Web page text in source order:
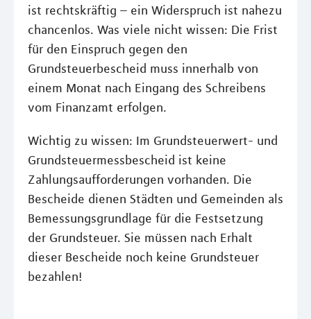
ist rechtskräftig – ein Widerspruch ist nahezu
chancenlos. Was viele nicht wissen: Die Frist
für den Einspruch gegen den
Grundsteuerbescheid muss innerhalb von
einem Monat nach Eingang des Schreibens
vom Finanzamt erfolgen.
Wichtig zu wissen: Im Grundsteuerwert- und
Grundsteuermessbescheid ist keine
Zahlungsaufforderungen vorhanden. Die
Bescheide dienen Städten und Gemeinden als
Bemessungsgrundlage für die Festsetzung
der Grundsteuer. Sie müssen nach Erhalt
dieser Bescheide noch keine Grundsteuer
bezahlen!